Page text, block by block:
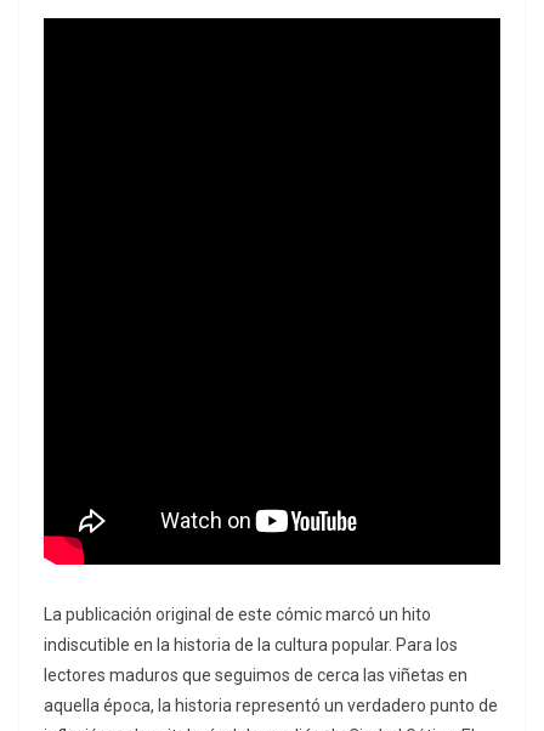
La publicación original de este cómic marcó un hito
indiscutible en la historia de la cultura popular. Para los
lectores maduros que seguimos de cerca las viñetas en
aquella época, la historia representó un verdadero punto de